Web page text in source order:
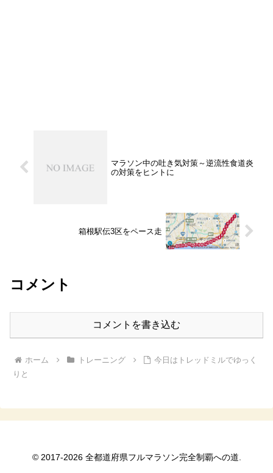
マラソン中の吐き気対策～逆流性食道炎
の対策をヒントに
箱根駅伝3区をペース走
コメント
コメントを書き込む
ホーム トレーニング
今日はトレッドミルでゆっく
りと
© 2017-2026 全都道府県フルマラソン完全制覇への道.